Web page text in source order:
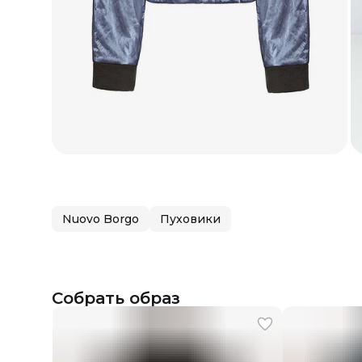
Nuovo Borgo Пуховики
Собрать образ